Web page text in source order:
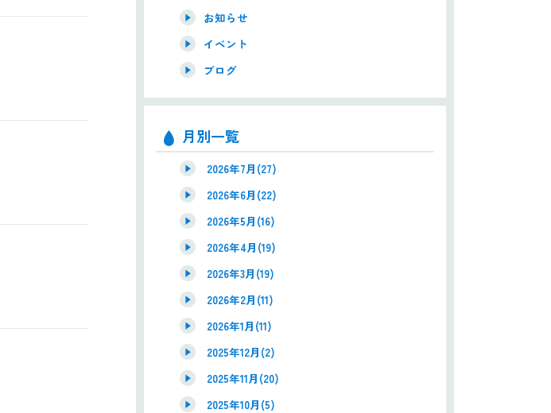
お知らせ
イベント
ブログ
月別一覧
2026年7月(27)
2026年6月(22)
2026年5月(16)
2026年4月(19)
2026年3月(19)
2026年2月(11)
2026年1月(11)
2025年12月(2)
2025年11月(20)
2025年10月(5)